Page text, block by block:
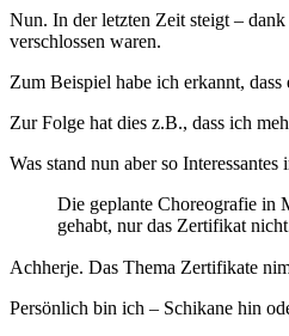
Nun. In der letzten Zeit steigt –
verschlossen waren.
Zum Beispiel habe ich erkannt,
Zur Folge hat dies z.B., dass ich
Was stand nun aber so
Die geplante Choreografie in
gehabt, nur das Zertifikat
Achherje. Das Thema Zertifikate
Persönlich bin ich – Schikane hin